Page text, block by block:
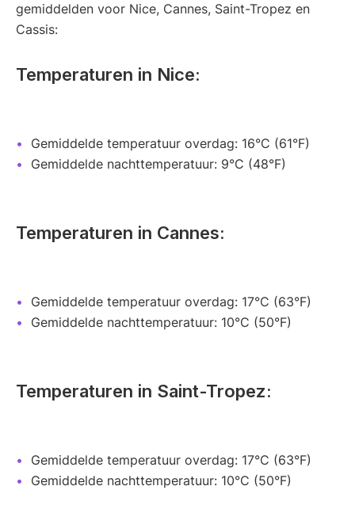
gemiddelden voor Nice, Cannes, Saint-Tropez en
Cassis:
Temperaturen in Nice:
Gemiddelde temperatuur overdag: 16°C (61°F)
Gemiddelde nachttemperatuur: 9°C (48°F)
Temperaturen in Cannes:
Gemiddelde temperatuur overdag: 17°C (63°F)
Gemiddelde nachttemperatuur: 10°C (50°F)
Temperaturen in Saint-Tropez:
Gemiddelde temperatuur overdag: 17°C (63°F)
Gemiddelde nachttemperatuur: 10°C (50°F)